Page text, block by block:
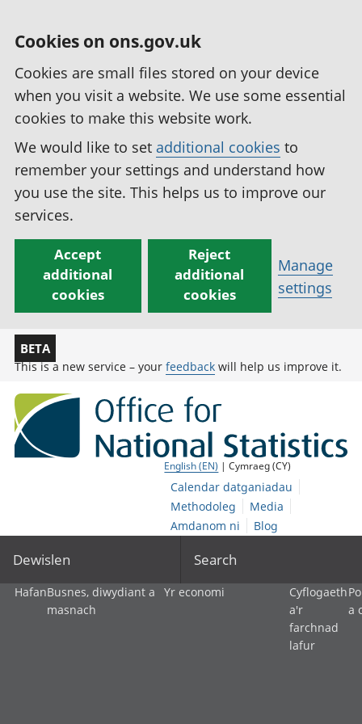
Cookies on ons.gov.uk
Cookies are small files stored on your device
when you visit a website. We use some essential
cookies to make this website work.
We would like to set additional cookies to
remember your settings and understand how
you use the site. This helps us to improve our
services.
Accept
additional
cookies
Reject
additional
cookies
Manage
settings
BETA
This is a new service – your feedback will help us improve it.
English (EN) | Cymraeg (CY)
Calendar datganiadau
Methodoleg
Media
Amdanom ni
Blog
Dewislen Search
HafanBusnes, diwydiant a
masnach
Yr economi
Cyflogaeth
a'r
farchnad
lafur
a